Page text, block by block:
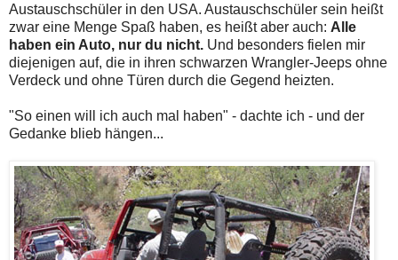
Austauschschüler in den USA. Austauschschüler sein heißt
zwar eine Menge Spaß haben, es heißt aber auch: Alle
haben ein Auto, nur du nicht. Und besonders fielen mir
diejenigen auf, die in ihren schwarzen Wrangler-Jeeps ohne
Verdeck und ohne Türen durch die Gegend heizten.
"So einen will ich auch mal haben" - dachte ich - und der
Gedanke blieb hängen...